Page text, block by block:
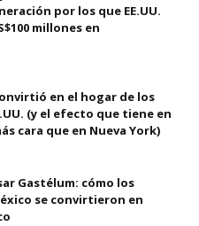
por los que EE.UU.
millones en
en el hogar de los
(y el efecto que tiene en
cara que en Nueva York)
Gastélum: cómo los
se convirtieron en